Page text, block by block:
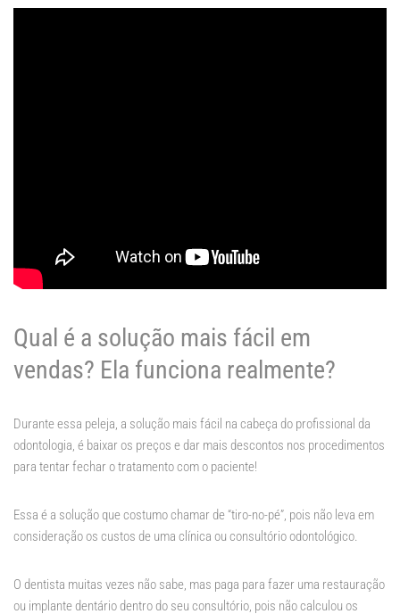
Qual é a solução mais fácil em
vendas? Ela funciona realmente?
Durante essa peleja, a solução mais fácil na cabeça do profissional da
odontologia, é baixar os preços e dar mais descontos nos procedimentos
para tentar fechar o tratamento com o paciente!
Essa é a solução que costumo chamar de “tiro-no-pé”, pois não leva em
consideração os custos de uma clínica ou consultório odontológico.
O dentista muitas vezes não sabe, mas paga para fazer uma restauração
ou implante dentário dentro do seu consultório, pois não calculou os